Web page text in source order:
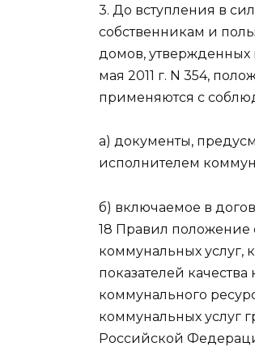
3. До вступления в
собственникам и
домов, утвержденных
мая 2011 г. N 354,
применяются с
а) документы,
исполнителем
б) включаемое в
18 Правил положение
коммунальных услуг,
показателей
коммунального
коммунальных услуг
Российской